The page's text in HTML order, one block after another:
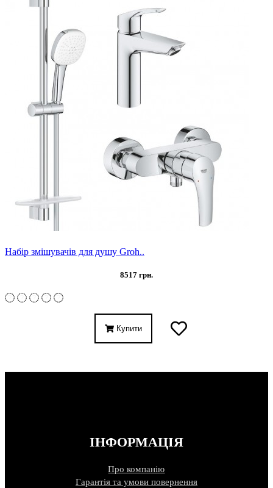
Набір змішувачів для душу Groh..
8517 грн.
Купити
ІНФОРМАЦІЯ
Про компанію
Гарантія та умови повернення